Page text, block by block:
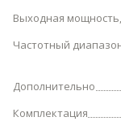
Выходная
Частотный
Дополнительно
Комплектация